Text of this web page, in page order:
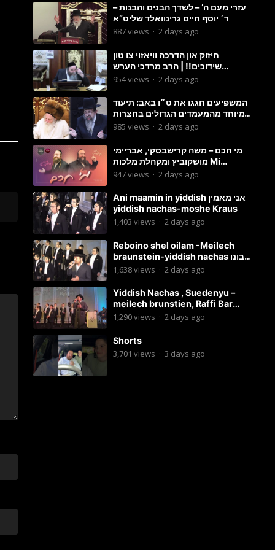
עזרי מעם ה’ – לשדך הבנים והבנות –
ר׳ יוסף חיים גרינוואלד שליט”א
887views · 2 days ago
חיזוק און הדרכה וויאזוי צו טון
שידוכים!! | הרב מרדכי הערש
שפיצער
954views · 2 days ago
המשפיעים חגגו את ט״ו באב: תיעוד
מיוחד מהמעמדים הגדולים בחצרות
האדמו״ר מסטוטשין והגרי״מ
985 views · 2 days ago
מי חכם – משה קרישבסקי, אבריימי
מושקוביץ ומקהלת מלכות Mi
Chacham I
947views · 2 days ago
Ani maamin in yiddish אני מאמין
yiddish nachas-moshe Kraus
1,403 views · 2 days ago
Reboino shel oilam -Meilech
braunstein-yiddish nachas רבונו
של עולם
1,638views · 2 days ago
Yiddish Nachas , Suedenyu –
meilech brunstien, Raffi Bar
Mitzvah
1,290views · 2 days ago
Shorts
3,701 views · 3 days ago